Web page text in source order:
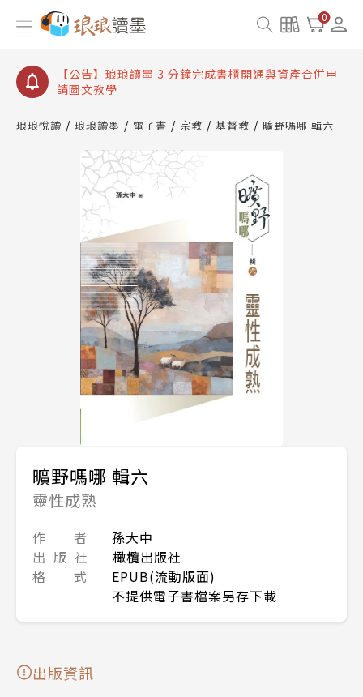
0
【公告】琅琅讀墨數位閱讀資產合併與書櫃開通申請
【公告】琅琅讀墨書櫃開通常見問題
【公告】琅琅讀墨 3 分鐘完成書櫃開通與資產合併申
請圖文教學
查詢
【公告】琅琅讀墨數位閱讀資產合併與書櫃開通申請
琅琅悅讀 琅琅讀墨 電子書 宗教 基督教 曠野嗎哪 輯六
曠野嗎哪 輯六
靈性成熟
作 者
孫大中
出 版 社
橄欖出版社
格 式
EPUB(流動版面)
不提供電子書檔案另存下載
出版資訊